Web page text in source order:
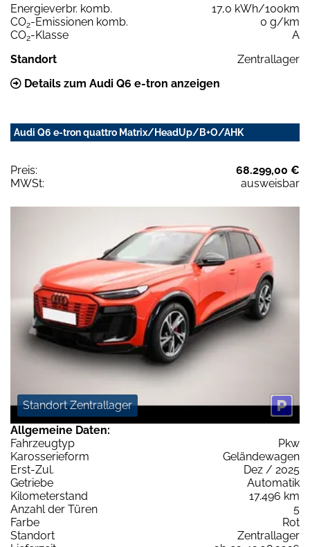
Energieverbr. komb.
17,0 kWh/100km
CO2-Emissionen komb.
0 g/km
CO2-Klasse
A
Standort
Zentrallager
Details zum Audi Q6 e-tron anzeigen
Audi Q6 e-tron quattro Matrix/HeadUp/B+O/AHK
Preis:
68.299,00 €
MWSt:
ausweisbar
Standort Zentrallager
Allgemeine Daten:
Fahrzeugtyp
Pkw
Karosserieform
Geländewagen
Erst-Zul.
Dez / 2025
Getriebe
Automatik
Kilometerstand
17.496 km
Anzahl der Türen
5
Farbe
Rot
Standort
Zentrallager